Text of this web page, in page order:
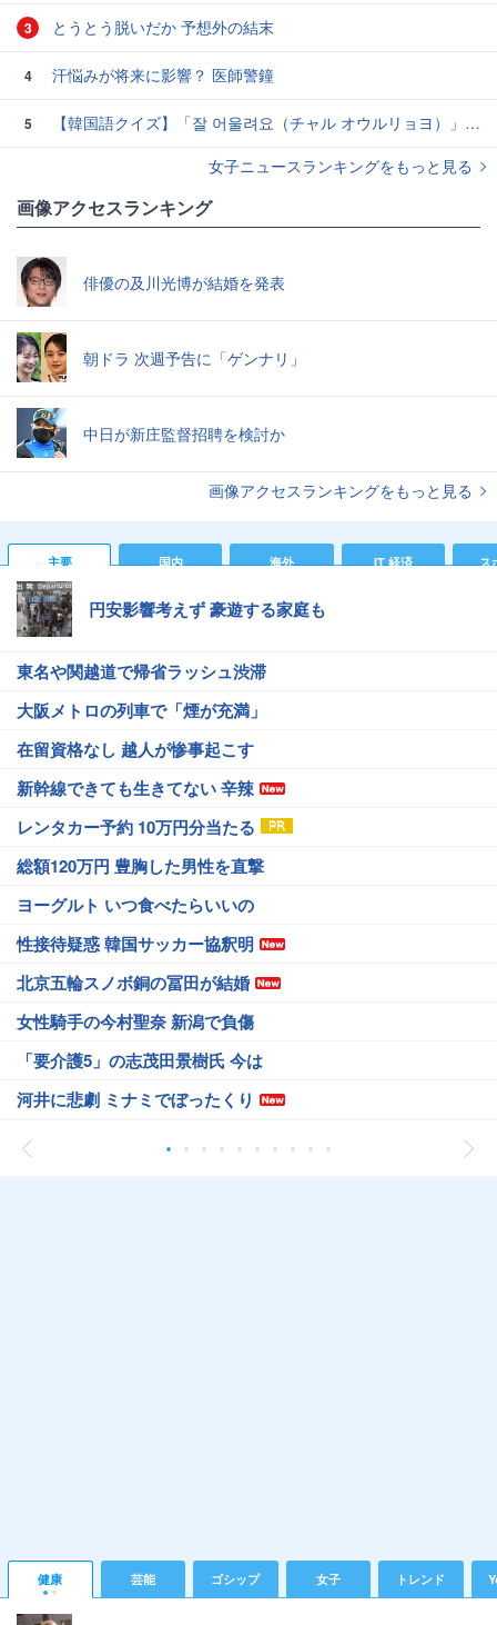
3 とうとう脱いだか 予想外の結末
4 汗悩みが将来に影響？ 医師警鐘
5
【韓国語クイズ】「잘 어울려요（チャル オウルリョヨ）」の意味は？褒め言葉です♡
女子ニュースランキングをもっと見る
画像アクセスランキング
俳優の及川光博が結婚を発表
朝ドラ 次週予告に「ゲンナリ」
中日が新庄監督招聘を検討か
画像アクセスランキングをもっと見る
主要 国内 海外 IT 経済 ス
円安影響考えず 豪遊する家庭も
東名や関越道で帰省ラッシュ渋滞
大阪メトロの列車で「煙が充満」
在留資格なし 越人が惨事起こす
新幹線できても生きてない 辛辣
レンタカー予約 10万円分当たる
総額120万円 豊胸した男性を直撃
ヨーグルト いつ食べたらいいの
性接待疑惑 韓国サッカー協釈明
北京五輪スノボ銅の冨田が結婚
女性騎手の今村聖奈 新潟で負傷
「要介護5」の志茂田景樹氏 今は
河井に悲劇 ミナミでぼったくり
健康 芸能 ゴシップ 女子 トレンド